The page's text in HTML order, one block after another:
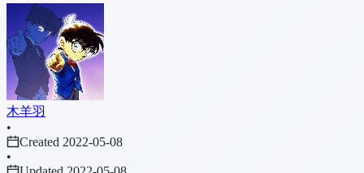
木羊羽
•
Created 2022-05-08
•